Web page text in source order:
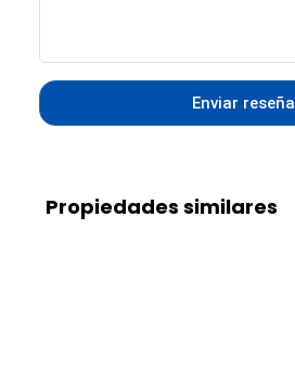
Enviar reseña
Propiedades similares